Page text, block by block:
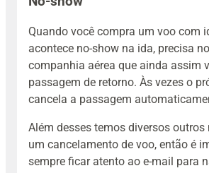
Quando você compra um voo com
acontece no-show na ida, precisa
companhia aérea que ainda assim
passagem de retorno. Às vezes o
cancela a passagem
Além desses temos diversos
um cancelamento de voo, então é
sempre ficar atento ao e-mail para